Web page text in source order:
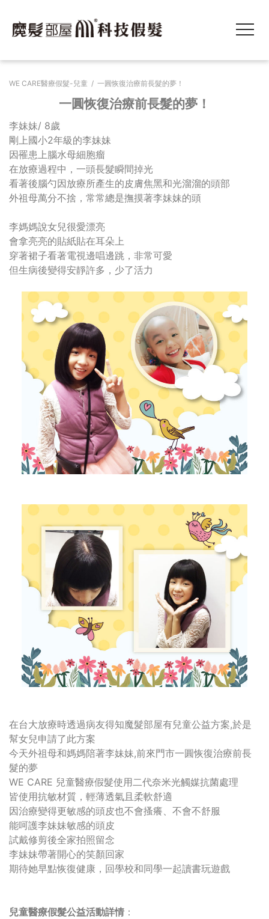
WE CARE醫療假髮-兒童 / 一圓恢復治療前長髮的夢！
一圓恢復治療前長髮的夢！
李妹妹/ 8歲
剛上國小2年級的李妹妹
因罹患上腦水母細胞瘤
在放療過程中，一頭長髮瞬間掉光
看著後腦勺因放療所產生的皮膚焦黑和光溜溜的頭部
外祖母萬分不捨，常常總是撫摸著李妹妹的頭
李媽媽說女兒很愛漂亮
會拿亮亮的貼紙貼在耳朵上
穿著裙子看著電視邊唱邊跳，非常可愛
但生病後變得安靜許多，少了活力
在台大放療時透過病友得知魔髮部屋有兒童公益方案,於是
幫女兒申請了此方案
今天外祖母和媽媽陪著李妹妹,前來門市一圓恢復治療前長
髮的夢
WE CARE 兒童醫療假髮使用二代奈米光觸媒抗菌處理
皆使用抗敏材質，輕薄透氣且柔軟舒適
因治療變得更敏感的頭皮也不會搔癢、不會不舒服
能呵護李妹妹敏感的頭皮
試戴修剪後全家拍照留念
李妹妹帶著開心的笑顏回家
期待她早點恢復健康，回學校和同學一起讀書玩遊戲
兒童醫療假髮公益活動詳情 ：